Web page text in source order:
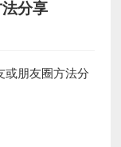
分享
或朋友圈方法分